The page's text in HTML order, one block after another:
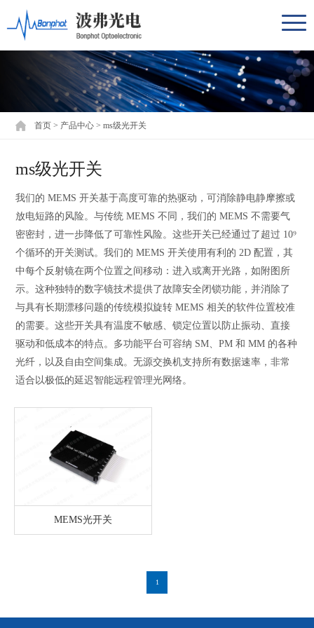
首页 > 产品中心 >ms级光开关
ms级光开关
我们的 MEMS 开关基于高度可靠的热驱动，可消除静电静摩擦或
放电短路的风险。与传统 MEMS 不同，我们的 MEMS 不需要气
密密封，进一步降低了可靠性风险。这些开关已经通过了超过 10⁹
个循环的开关测试。我们的 MEMS 开关使用有利的 2D 配置，其
中每个反射镜在两个位置之间移动：进入或离开光路，如附图所
示。这种独特的数字镜技术提供了故障安全闭锁功能，并消除了
与具有长期漂移问题的传统模拟旋转 MEMS 相关的软件位置校准
的需要。这些开关具有温度不敏感、锁定位置以防止振动、直接
驱动和低成本的特点。多功能平台可容纳 SM、PM 和 MM 的各种
光纤，以及自由空间集成。无源交换机支持所有数据速率，非常
适合以极低的延迟智能远程管理光网络。
MEMS光开关
1